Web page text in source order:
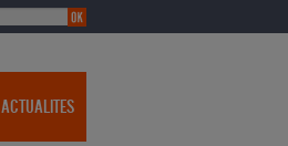
ACTUALITES